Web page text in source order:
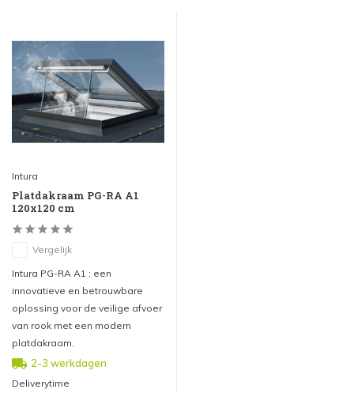
Intura
Platdakraam PG-RA A1
120x120 cm
Vergelijk
Intura PG-RA A1 ; een
innovatieve en betrouwbare
oplossing voor de veilige afvoer
van rook met een modern
platdakraam.
2-3 werkdagen
Deliverytime